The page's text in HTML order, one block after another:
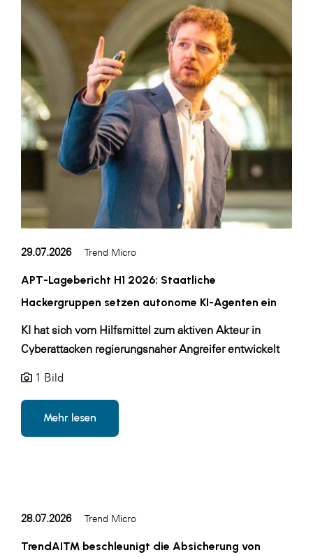
Getzner Werkstoffe
Heimat Österreich
ikp
Johnson & Johnson
JELD-WEN DANA
kosaplaner
LAT Nitrogen
Libro
Lidl Österreich
OMV
OptimaMed
PAGRO
Salesforce
sebamed
SKINUANCE®
Somfy
29.07.2026 Trend Micro
APT-Lagebericht H1 2026: Staatliche
Hackergruppen setzen autonome KI-Agenten ein
KI hat sich vom Hilfsmittel zum aktiven Akteur in
Cyberattacken regierungsnaher Angreifer entwickelt
1 Bild
Mehr lesen
28.07.2026 Trend Micro
TrendAI™ beschleunigt die Absicherung von